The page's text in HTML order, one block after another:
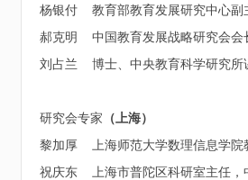
杨银付 教育部教育发展研究中心副
郝克明 中国教育发展战略研究会会
刘占兰 博士、中央教育科学研究所
研究会专家 （上海）
黎加厚 上海师范大学数理信息
祝庆东 上海市普陀区科研室主任